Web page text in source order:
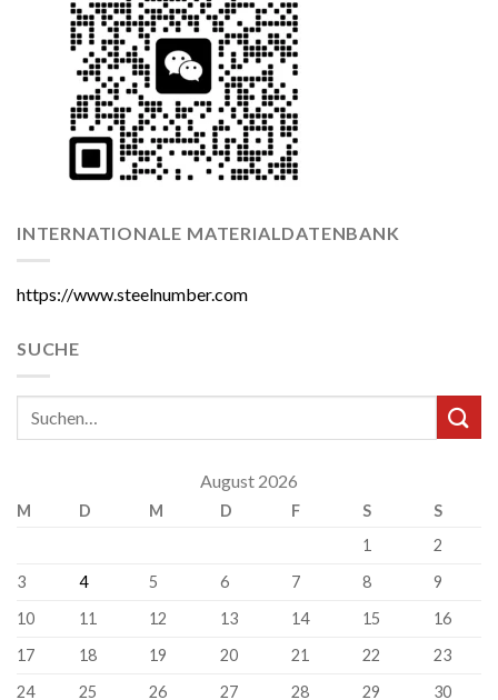
INTERNATIONALE MATERIALDATENBANK
https://www.steelnumber.com
SUCHE
August 2026
M D M D F S
S
1
2
3
4 5 6 7 8
9
10
11 12 13 14 15
16
17
18 19 20 21 22
23
24
25 26 27 28 29 30